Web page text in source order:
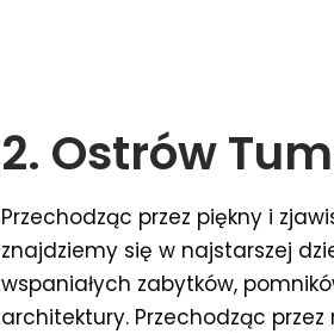
2. Ostrów
Przechodząc przez piękny i
znajdziemy się w najstarszej
wspaniałych zabytków,
architektury. Przechodząc